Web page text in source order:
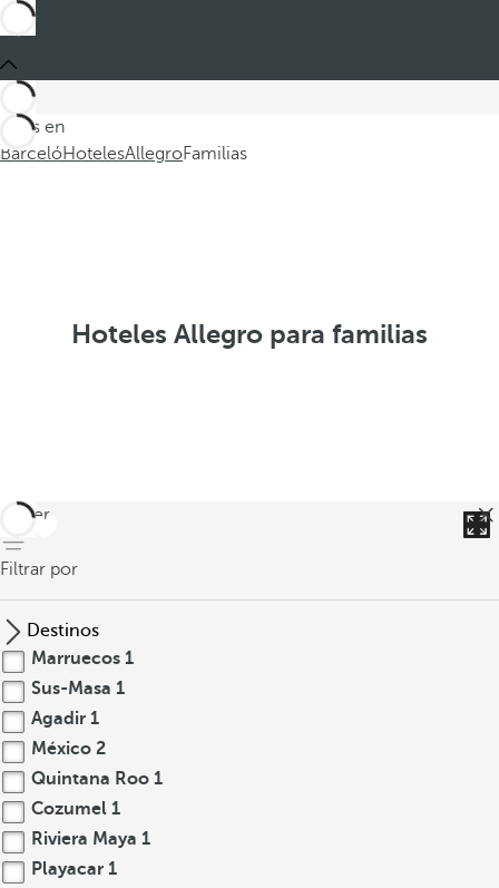
Estás en
BarcelóHotelesAllegroFamilias
Hoteles Allegro para familias
volver
Filtrar por
Destinos
Marruecos 1
Sus-Masa 1
Agadir 1
México 2
Quintana Roo 1
Cozumel 1
Riviera Maya 1
Playacar 1